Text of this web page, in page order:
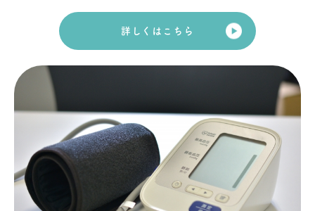
詳しくはこちら